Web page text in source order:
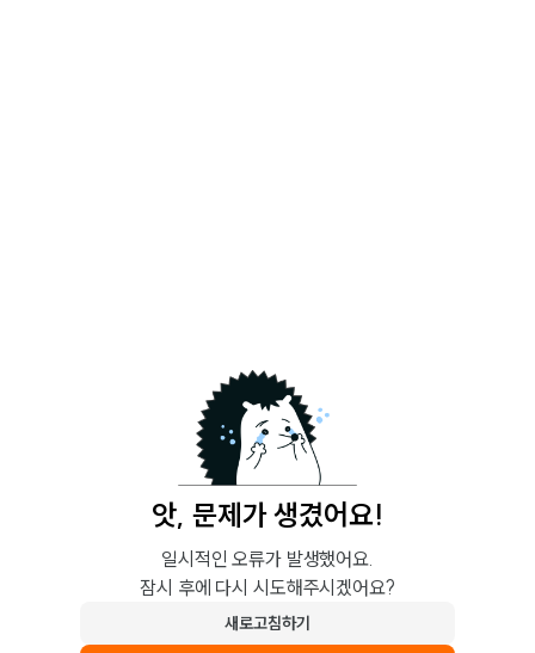
앗, 문제가 생겼어요!
일시적인 오류가 발생했어요.
잠시 후에 다시 시도해주시겠어요?
새로고침하기